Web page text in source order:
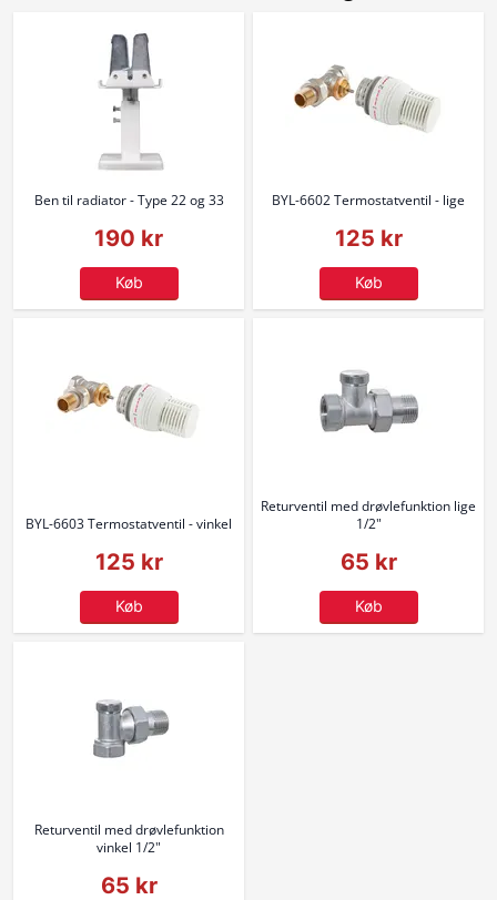
Ben til radiator - Type 22 og 33
190 kr
Køb
BYL-6602 Termostatventil - lige
125 kr
Køb
BYL-6603 Termostatventil - vinkel
125 kr
Køb
Returventil med drøvlefunktion lige
1/2"
65 kr
Køb
Returventil med drøvlefunktion
vinkel 1/2"
65 kr